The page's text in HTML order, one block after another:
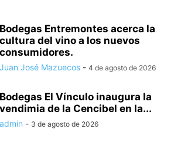
Bodegas Entremontes acerca la
cultura del vino a los nuevos
consumidores.
Juan José Mazuecos - 4 de agosto de 2026
Bodegas El Vínculo inaugura la
vendimia de la Cencibel en la...
admin - 3 de agosto de 2026